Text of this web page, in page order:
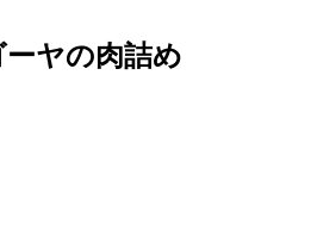
ヤの肉詰め